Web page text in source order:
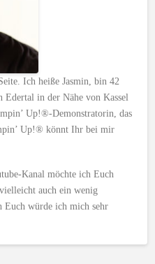
Ich heiße Jasmin, bin 42
Edertal in der Nähe von Kassel
Up!®-Demonstratorin, das
Up!® könnt Ihr bei mir
Kanal möchte ich Euch
auch ein wenig
Euch würde ich mich sehr